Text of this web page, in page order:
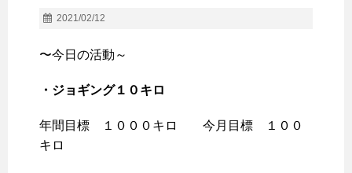
2021/02/12
〜今日の活動～
・ジョギング１０ キロ
年間目標 １０００キロ 今月目標 １００
キロ